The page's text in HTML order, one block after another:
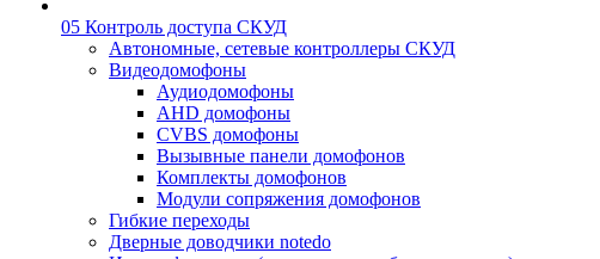
05 Контроль доступа СКУД
Автономные, сетевые контроллеры СКУД
Видеодомофоны
Аудиодомофоны
AHD домофоны
CVBS домофоны
Вызывные панели домофонов
Комплекты домофонов
Модули сопряжения домофонов
Гибкие переходы
Дверные доводчики notedo